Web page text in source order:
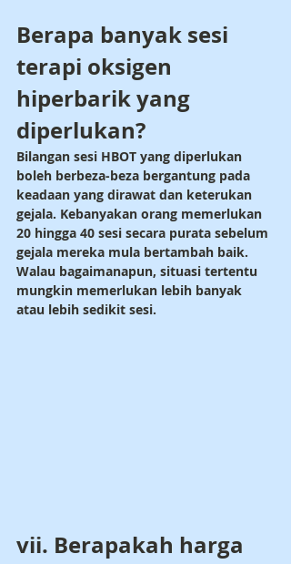
Berapa banyak sesi
terapi oksigen
hiperbarik yang
diperlukan?
Bilangan sesi HBOT yang diperlukan
boleh berbeza-beza bergantung pada
keadaan yang dirawat dan keterukan
gejala. Kebanyakan orang memerlukan
20 hingga 40 sesi secara purata sebelum
gejala mereka mula bertambah baik.
Walau bagaimanapun, situasi tertentu
mungkin memerlukan lebih banyak
atau lebih sedikit sesi.
vii. Berapakah harga